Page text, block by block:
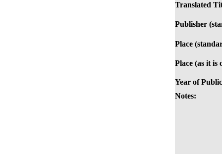
Translated
Publisher
Place
Place (as it is
Year of
Notes: